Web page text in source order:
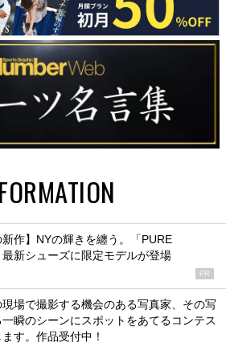
新作】NYの輝きを纏う。「PURE
最新シューズに限定モデルが登場
PR
現場で撮影する機会のある写真家、その写
瞬のシーンにスポットをあてるコンテス
ます。作品受付中！